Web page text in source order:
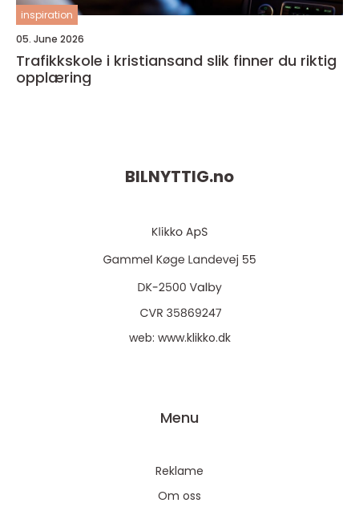
inspiration
05. June 2026
Trafikkskole i kristiansand slik finner du riktig
opplæring
BILNYTTIG.no
web: www.klikko.dk
Menu
Reklame
Om oss